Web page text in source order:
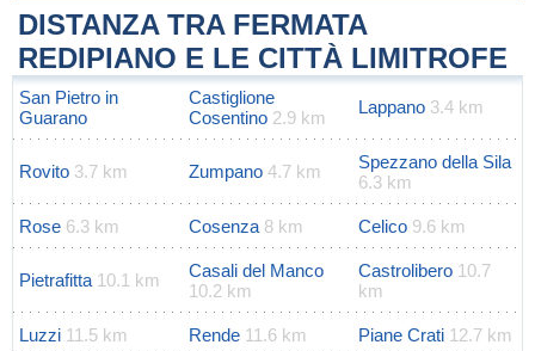
+
−
DISTANZA TRA FERMATA
REDIPIANO E LE CITTÀ LIMITROFE
San Pietro in
Guarano
Castiglione
Cosentino 2.9 km
Lappano 3.4 km
Rovito 3.7 km Zumpano 4.7 km
Spezzano della Sila
6.3 km
Rose 6.3 km Cosenza 8 km Celico 9.6 km
Pietrafitta 10.1 km
Casali del Manco
10.2 km
Castrolibero 10.7
km
Luzzi 11.5 km Rende 11.6 km Piane Crati 12.7 km